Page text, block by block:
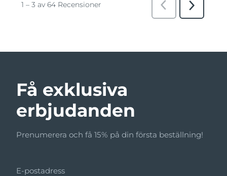
Få exklusiva
erbjudanden
Prenumerera och få 15% på din första beställning!
E-postadress